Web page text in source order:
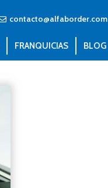
contacto@alfaborder.com
FRANQUICIAS BLOG